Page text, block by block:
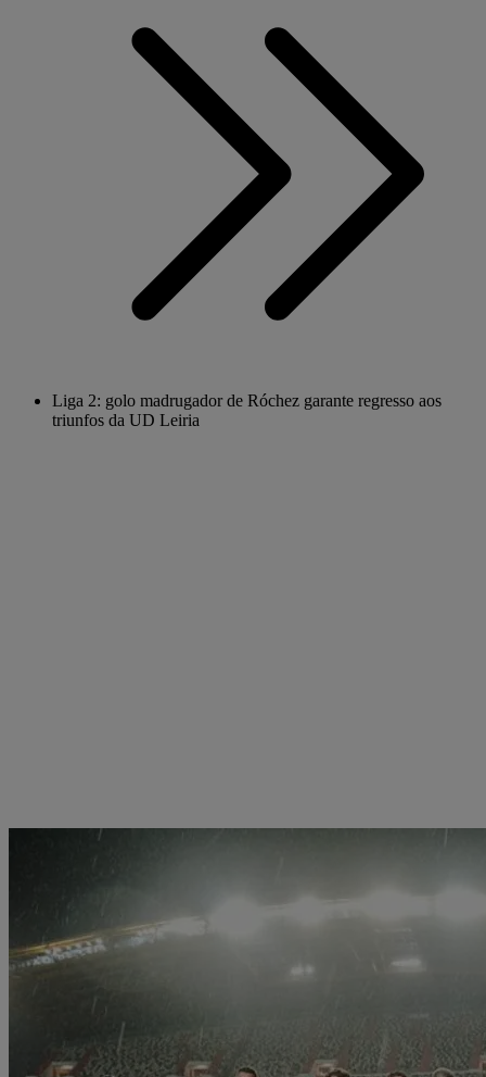
Liga 2: golo madrugador de Róchez garante regresso aos
triunfos da UD Leiria